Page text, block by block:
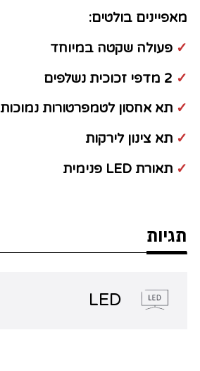
מאפיינים בולטים:
✓ פעולה שקטה במיוחד
✓ 2 מדפי זכוכית נשלפים
✓ תא אחסון לטמפרטורות נמוכות
✓ תא צינון לירקות
✓ תאורת LED פנימית
תגיות
LED